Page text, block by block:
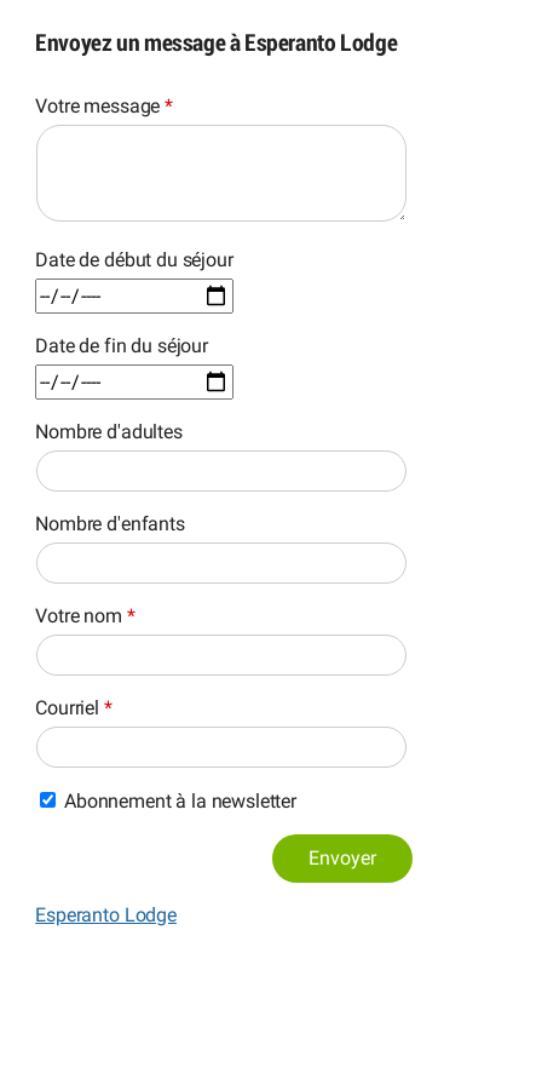
Envoyez un message à Esperanto Lodge
Votre message*
Date de début du séjour
Date de fin du séjour
Nombre d'adultes
Nombre d'enfants
Votre nom *
Courriel *
Abonnement à la newsletter
Envoyer
Esperanto Lodge